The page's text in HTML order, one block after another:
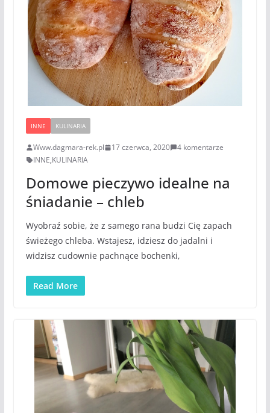
INNE KULINARIA
Www.dagmara-rek.pl 17 czerwca, 2020
4 komentarze
INNE,KULINARIA
Domowe pieczywo idealne na
śniadanie – chleb
Wyobraź sobie, że z samego rana budzi Cię zapach
świeżego chleba. Wstajesz, idziesz do jadalni i
widzisz cudownie pachnące bochenki,
Read More